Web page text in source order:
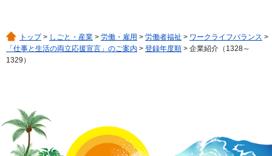
トップ> しごと・産業 > 労働・雇用 > 労働者福祉 > ワークライフバランス >
「仕事と生活の両立応援宣言」のご案内 > 登録年度順 > 企業紹介（1328～
1329）